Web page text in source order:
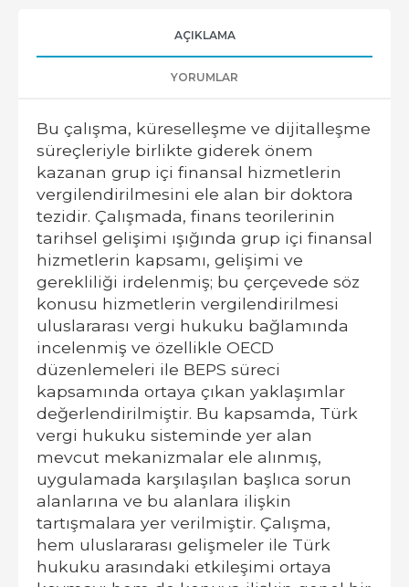
AÇIKLAMA
YORUMLAR
Bu çalışma, küreselleşme ve dijitalleşme
süreçleriyle birlikte giderek önem
kazanan grup içi finansal hizmetlerin
vergilendirilmesini ele alan bir doktora
tezidir. Çalışmada, finans teorilerinin
tarihsel gelişimi ışığında grup içi finansal
hizmetlerin kapsamı, gelişimi ve
gerekliliği irdelenmiş; bu çerçevede söz
konusu hizmetlerin vergilendirilmesi
uluslararası vergi hukuku bağlamında
incelenmiş ve özellikle OECD
düzenlemeleri ile BEPS süreci
kapsamında ortaya çıkan yaklaşımlar
değerlendirilmiştir. Bu kapsamda, Türk
vergi hukuku sisteminde yer alan
mevcut mekanizmalar ele alınmış,
uygulamada karşılaşılan başlıca sorun
alanlarına ve bu alanlara ilişkin
tartışmalara yer verilmiştir. Çalışma,
hem uluslararası gelişmeler ile Türk
hukuku arasındaki etkileşimi ortaya